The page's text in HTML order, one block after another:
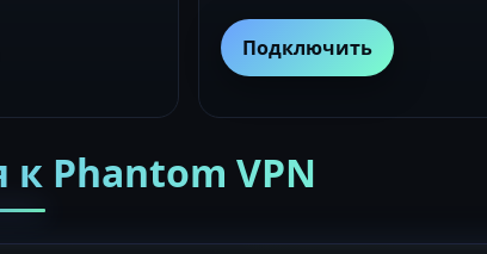
Подключить
Phantom VPN